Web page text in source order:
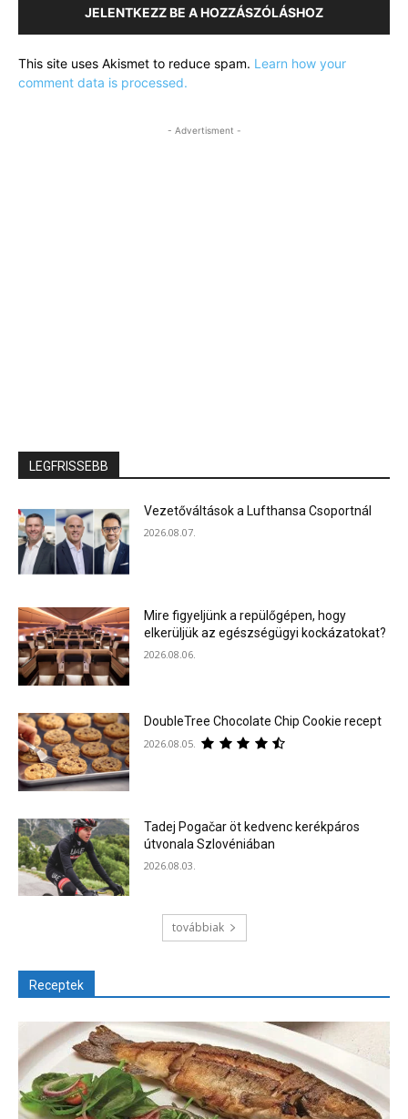
JELENTKEZZ BE A HOZZÁSZÓLÁSHOZ
This site uses Akismet to reduce spam. Learn how your
comment data is processed.
- Advertisment -
LEGFRISSEBB
Vezetőváltások a Lufthansa Csoportnál
2026.08.07.
Mire figyeljünk a repülőgépen, hogy
elkerüljük az egészségügyi kockázatokat?
2026.08.06.
DoubleTree Chocolate Chip Cookie recept
2026.08.05.
Tadej Pogačar öt kedvenc kerékpáros
útvonala Szlovéniában
2026.08.03.
továbbiak
Receptek